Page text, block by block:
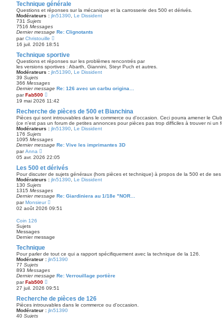
n
i
e
m
e
s
s
g
e
Technique générale
Questions et réponses sur la mécanique et la carrosserie des 500 et dérivés.
Modérateurs : jln51390 Le Dissident
731 Sujets
7516 Messages
Dernier message Re: Clignotants
parChristouille
o
i
r
l
e
d
e
n
i
r
e
s
s
a
16 juil. 2026 18:51
Technique sportive
Questions et réponses sur les problèmes rencontrés par
les versions sportives : Abarth, Giannini, Steyr Puch et autres.
Modérateurs : jln51390 Le Dissident
39 Sujets
366 Messages
Dernier message Re: 126 avec un carbu origina…
parFab500
o
i
e
d
e
n
i
r
e
s
s
g
e
19 mai 2026 11:42
Recherche de pièces de 500 et Bianchina
Pièces qui sont introuvables dans le commerce ou d'occasion. Ceci pourra amener le
(ce n'est pas un forum de petites annonces pour pièces pas trop difficiles à trouver ni un
Modérateurs : jln51390 Le Dissident
176 Sujets
1095 Messages
Dernier message Re: Vive les imprimantes 3D
parAnna
o
r
l
e
d
r
n
i
e
s
g
e
05 avr. 2026 22:05
Les 500 et dérivés
Pour discuter de sujets généraux (hors pièces et technique) à propos de la 500 et de ses
Modérateurs : jln51390 Le Dissident
130 Sujets
1315 Messages
Dernier message Re: Giardiniera au 1/18e "NOR…
parMonsieur
o
i
e
i
e
e
s
g
e
02 août 2026 09:51
Coin 126
Sujets
Messages
Dernier message
Technique
Pour parler de tout ce qui a rapport spécifiquement avec la technique de la 126.
Modérateur : jln51390
77 Sujets
893 Messages
Dernier message Re: Verrouillage portière
parFab500
o
i
e
d
27 juil. 2026 09:51
Recherche de pièces de 126
Pièces introuvables dans le commerce ou d'occasion.
Modérateur : jln51390
40 Sujets